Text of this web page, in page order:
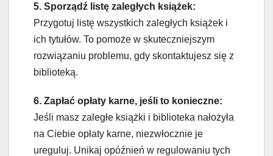
5. Sporządź listę zaległych książek:
Przygotuj listę wszystkich zaległych książek i
ich tytułów. To pomoże w skuteczniejszym
rozwiązaniu problemu, gdy skontaktujesz się z
biblioteką.
6. Zapłać opłaty karne, jeśli to konieczne:
Jeśli masz zaległe książki i biblioteka nałożyła
na Ciebie opłaty karne, niezwłocznie je
ureguluj. Unikaj opóźnień w regulowaniu tych